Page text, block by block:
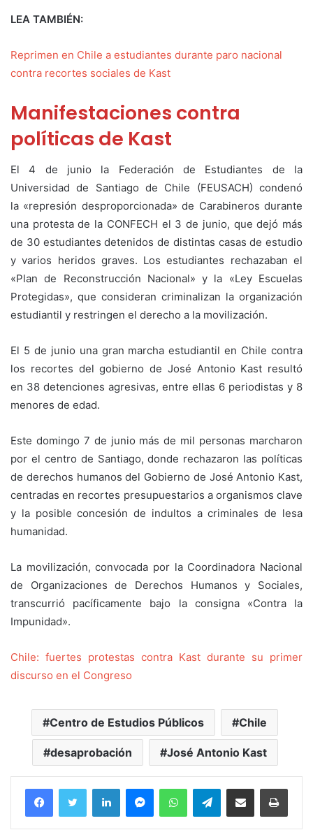
LEA TAMBIÉN:
Reprimen en Chile a estudiantes durante paro nacional
contra recortes sociales de Kast
Manifestaciones contra
políticas de Kast
El 4 de junio la Federación de Estudiantes de la
Universidad de Santiago de Chile (FEUSACH) condenó
la «represión desproporcionada» de Carabineros durante
una protesta de la CONFECH el 3 de junio, que dejó más
de 30 estudiantes detenidos de distintas casas de estudio
y varios heridos graves. Los estudiantes rechazaban el
«Plan de Reconstrucción Nacional» y la «Ley Escuelas
Protegidas», que consideran criminalizan la organización
estudiantil y restringen el derecho a la movilización.
El 5 de junio una gran marcha estudiantil en Chile contra
los recortes del gobierno de José Antonio Kast resultó
en 38 detenciones agresivas, entre ellas 6 periodistas y 8
menores de edad.
Este domingo 7 de junio más de mil personas marcharon
por el centro de Santiago, donde rechazaron las políticas
de derechos humanos del Gobierno de José Antonio Kast,
centradas en recortes presupuestarios a organismos clave
y la posible concesión de indultos a criminales de lesa
humanidad.
La movilización, convocada por la Coordinadora Nacional
de Organizaciones de Derechos Humanos y Sociales,
transcurrió pacíficamente bajo la consigna «Contra la
Impunidad».
Chile: fuertes protestas contra Kast durante su primer
discurso en el Congreso
Centro de Estudios Públicos Chile
desaprobación José Antonio Kast
FacebookTwitter LinkedInMessengerWhatsAppTelegramCompartir por correo electrónico